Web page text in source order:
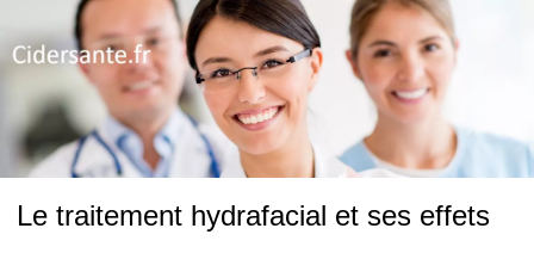
Le traitement hydrafacial et ses effets